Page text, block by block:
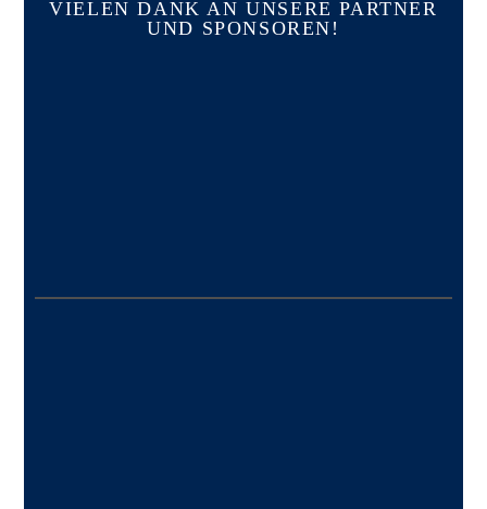
VIELEN DANK AN UNSERE PARTNER
UND SPONSOREN!